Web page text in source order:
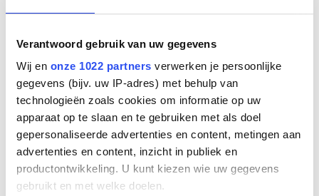
Verantwoord gebruik van uw gegevens
Wij en onze 1022 partners verwerken je persoonlijke
gegevens (bijv. uw IP-adres) met behulp van
technologieën zoals cookies om informatie op uw
apparaat op te slaan en te gebruiken met als doel
gepersonaliseerde advertenties en content, metingen aan
advertenties en content, inzicht in publiek en
productontwikkeling. U kunt kiezen wie uw gegevens
gebruikt en met welke doelen.
Gigaset PRO MAXWELL HS CRADLE
Info